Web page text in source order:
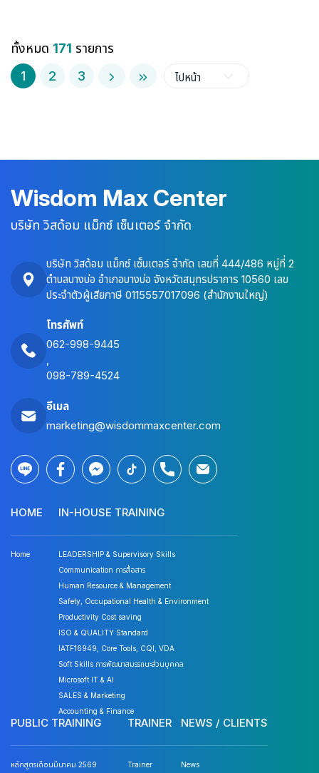
ทั้งหมด 171 รายการ
1
2 3 ไปหน้า
Wisdom Max Center
บริษัท วิสด้อม แม็กซ์ เซ็นเตอร์ จำกัด
บริษัท วิสด้อม แม็กซ์ เซ็นเตอร์ จำกัด เลขที่ 444/486 หมู่ที่ 2
ตำบลบางบ่อ อำเภอบางบ่อ จังหวัดสมุทรปราการ 10560 เลข
ประจำตัวผู้เสียภาษี 0115557017096 (สำนักงานใหญ่)
โทรศัพท์
062-998-9445
,
098-789-4524
อีเมล
marketing@wisdommaxcenter.com
HOME
Home
IN-HOUSE TRAINING
LEADERSHIP & Supervisory Skills
Communication การสื่อสาร
Human Resource & Management
Safety, Occupational Health & Environment
Productivity Cost saving
ISO & QUALITY Standard
IATF16949, Core Tools, CQI, VDA
Soft Skills การพัฒนาสมรรถนะส่วนบุคคล
Microsoft IT & AI
SALES & Marketing
Accounting & Finance
PUBLIC TRAINING
หลักสูตรเดือนมีนาคม 2569
TRAINER
Trainer
NEWS / CLIENTS
News